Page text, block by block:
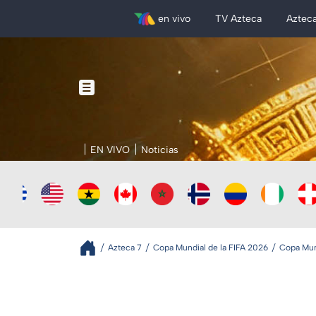
en vivo TV Azteca
EN VIVO Noticias
Azteca 7 Copa Mundial de la FIFA 2026 Copa